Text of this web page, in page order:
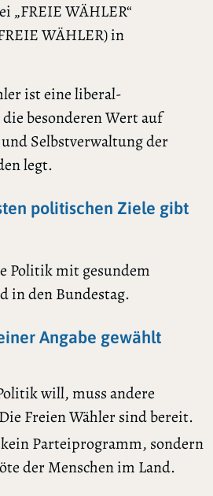
„FREIE WÄHLER“
WÄHLER) in
ist eine liberal-
besonderen Wert auf
Selbstverwaltung der
legt.
politischen Ziele gibt
Politik mit gesundem
in den Bundestag.
Angabe gewählt
will, muss andere
Freien Wähler sind bereit.
Parteiprogramm, sondern
der Menschen im Land.